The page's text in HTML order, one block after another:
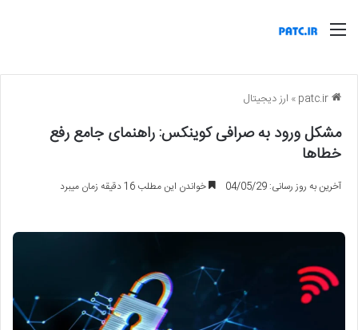
منو
» ارز دیجیتال
مشکل ورود به صرافی کوینکس: راهنمای جامع رفع
خطاها
آخرین به روز رسانی: 04/05/29 خواندن این مطلب 16 دقیقه زمان میبرد